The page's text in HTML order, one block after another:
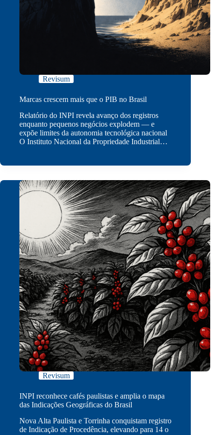
Revisum
Marcas crescem mais que o PIB no Brasil
Relatório do INPI revela avanço dos registros
enquanto pequenos negócios explodem — e
expõe limites da autonomia tecnológica nacional
O Instituto Nacional da Propriedade Industrial…
Revisum
INPI reconhece cafés paulistas e amplia o mapa
das Indicações Geográficas do Brasil
Nova Alta Paulista e Torrinha conquistam registro
de Indicação de Procedência, elevando para 14 o